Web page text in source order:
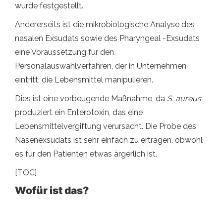
wurde festgestellt.
Andererseits ist die mikrobiologische Analyse des
nasalen Exsudats sowie des Pharyngeal -Exsudats
eine Voraussetzung für den
Personalauswahlverfahren, der in Unternehmen
eintritt, die Lebensmittel manipulieren.
Dies ist eine vorbeugende Maßnahme, da S. aureus
produziert ein Enterotoxin, das eine
Lebensmittelvergiftung verursacht. Die Probe des
Nasenexsudats ist sehr einfach zu ertragen, obwohl
es für den Patienten etwas ärgerlich ist.
[TOC]
Wofür ist das?